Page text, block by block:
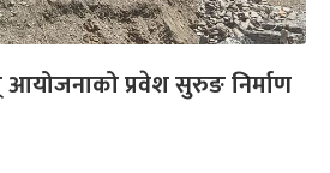
प्रवेश सुरुङ निर्माण